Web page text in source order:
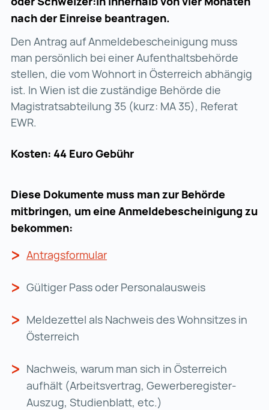
nach der Einreise beantragen.
Den Antrag auf Anmeldebescheinigung muss
man persönlich bei einer Aufenthaltsbehörde
stellen, die vom Wohnort in Österreich abhängig
ist. In Wien ist die zuständige Behörde die
Magistratsabteilung 35 (kurz: MA 35), Referat
EWR.
Kosten: 44 Euro Gebühr
Diese Dokumente muss man zur Behörde
mitbringen, um eine Anmeldebescheinigung zu
bekommen:
Antragsformular
Gültiger Pass oder Personalausweis
Meldezettel als Nachweis des Wohnsitzes in
Österreich
Nachweis, warum man sich in Österreich
aufhält (Arbeitsvertrag, Gewerberegister-
Auszug, Studienblatt, etc.)